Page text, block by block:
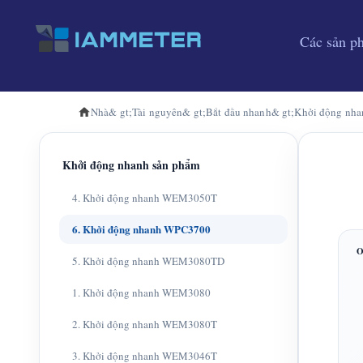
Các sản
Nhà& gt;Tài nguyên& gt;Bắt đầu nhanh& gt;Khởi động
Khởi động nhanh sản phẩm
4. Khởi động nhanh WEM3050T
6. Khởi động nhanh WPC3700
5. Khởi động nhanh WEM3080TD
1. Khởi động nhanh WEM3080
2. Khởi động nhanh WEM3080T
3. Khởi động nhanh WEM3046T